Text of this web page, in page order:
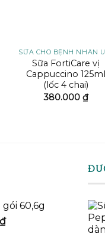
Sữa FortiCare vị
Cappuccino 125ml
(lốc 4 chai)
380.000 ₫
60,6g
₫Giá